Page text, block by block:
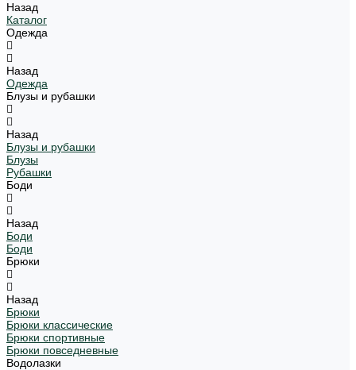
Назад
Каталог
Одежда
Назад
Одежда
Блузы и рубашки
Назад
Блузы и рубашки
Блузы
Рубашки
Боди
Назад
Боди
Боди
Брюки
Назад
Брюки
Брюки классические
Брюки спортивные
Брюки повседневные
Водолазки